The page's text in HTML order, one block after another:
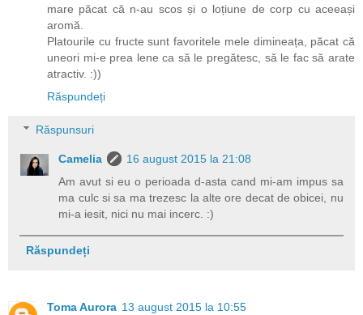
mare păcat că n-au scos și o loțiune de corp cu aceeași
aromă.
Platourile cu fructe sunt favoritele mele dimineața, păcat că
uneori mi-e prea lene ca să le pregătesc, să le fac să arate
atractiv. :))
Răspundeți
Răspunsuri
Camelia
16 august 2015 la 21:08
Am avut si eu o perioada d-asta cand mi-am impus sa
ma culc si sa ma trezesc la alte ore decat de obicei, nu
mi-a iesit, nici nu mai incerc. :)
Răspundeți
Toma Aurora 13 august 2015 la 10:55